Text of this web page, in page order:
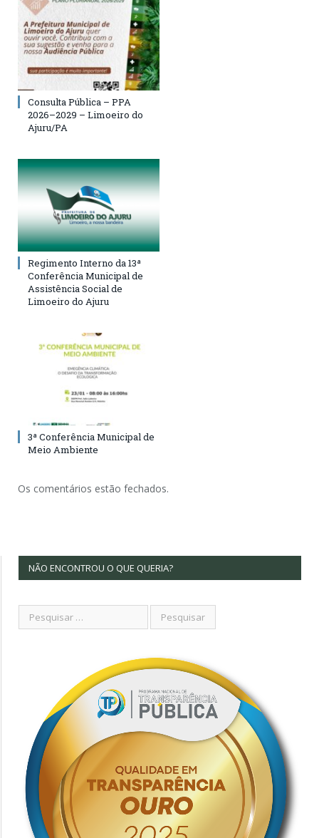
Consulta Pública – PPA
2026–2029 – Limoeiro do
Ajuru/PA
Regimento Interno da 13ª
Conferência Municipal de
Assistência Social de
Limoeiro do Ajuru
3ª Conferência Municipal de
Meio Ambiente
Os comentários estão fechados.
NÃO ENCONTROU O QUE QUERIA?